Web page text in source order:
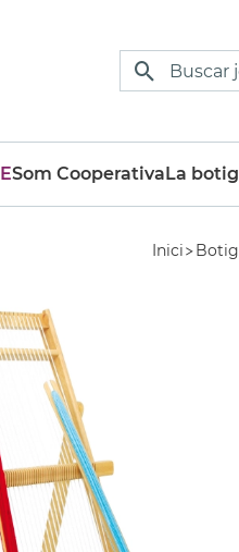
Som CooperativaLa
Inici